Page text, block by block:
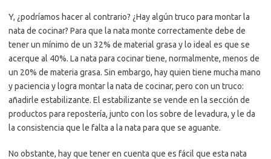
Y, ¿podríamos hacer al contrario? ¿Hay algún truco para montar la
nata de cocinar? Para que la nata monte correctamente debe de
tener un mínimo de un 32% de material grasa y lo ideal es que se
acerque al 40%. La nata para cocinar tiene, normalmente, menos de
un 20% de materia grasa. Sin embargo, hay quien tiene mucha mano
y paciencia y logra montar la nata de cocinar, pero con un truco:
añadirle estabilizante. El estabilizante se vende en la sección de
productos para repostería, junto con los sobre de levadura, y le da
la consistencia que le falta a la nata para que se aguante.
No obstante, hay que tener en cuenta que es fácil que esta nata